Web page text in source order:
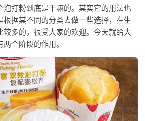
泡打粉到底是干嘛的。其实它的用法也
根据其不同的分类去做一些选择，在生
较多的，很受大家的欢迎。今天就给大
个阶段的作用。